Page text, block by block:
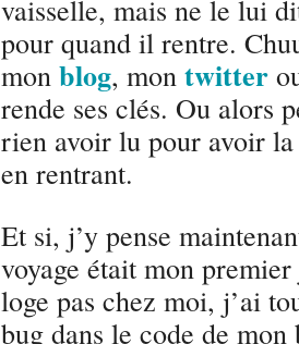
vaisselle, mais ne le lui
pour quand il rentre.
mon blog, mon twitter
rende ses clés. Ou alors
rien avoir lu pour avoir
en rentrant.
Et si, j’y pense
voyage était mon
loge pas chez moi, j’ai
bug dans le code de